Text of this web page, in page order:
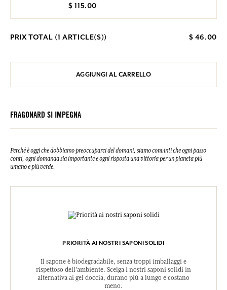
$ 115.00
PRIX TOTAL (1 ARTICLE(S)) $ 46.00
AGGIUNGI AL CARRELLO
FRAGONARD SI IMPEGNA
Perché è oggi che dobbiamo preoccuparci del domani, siamo convinti che ogni passo
conti, ogni domanda sia importante e ogni risposta una vittoria per un pianeta più
umano e più verde.
PRIORITÀ AI NOSTRI SAPONI SOLIDI
Il sapone è biodegradabile, senza troppi imballaggi e
rispettoso dell'ambiente. Scelga i nostri saponi solidi in
alternativa ai gel doccia, durano più a lungo e costano
meno.